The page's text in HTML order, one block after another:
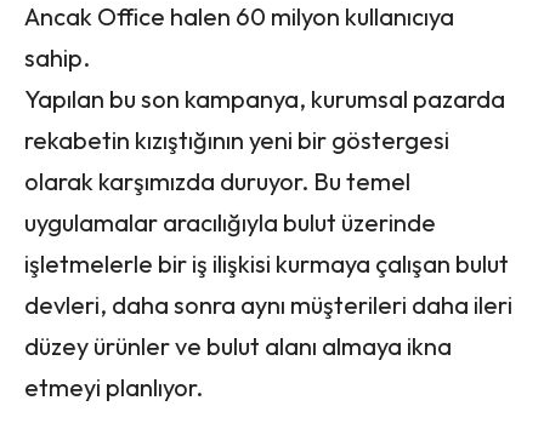
Ancak Office halen 60 milyon kullanıcıya
sahip.
Yapılan bu son kampanya, kurumsal pazarda
rekabetin kızıştığının yeni bir göstergesi
olarak karşımızda duruyor. Bu temel
uygulamalar aracılığıyla bulut üzerinde
işletmelerle bir iş ilişkisi kurmaya çalışan bulut
devleri, daha sonra aynı müşterileri daha ileri
düzey ürünler ve bulut alanı almaya ikna
etmeyi planlıyor.